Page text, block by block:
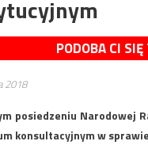
PODOBA CI
2018
posiedzeniu Narodowej
konsultacyjnym w